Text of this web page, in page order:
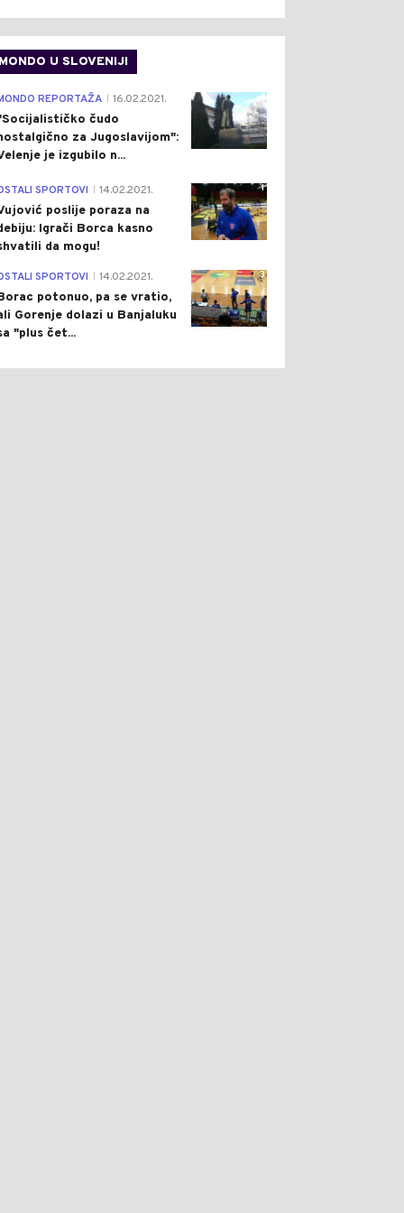
MONDO U SLOVENIJI
4
REPORTAŽA 16.02.2021.
čudo
za Jugoslavijom":
je izgubilo n...
1
SPORTOVI 14.02.2021.
poslije poraza na
Igrači Borca kasno
da mogu!
3
SPORTOVI 14.02.2021.
potonuo, pa se vratio,
Gorenje dolazi u Banjaluku
"plus čet...